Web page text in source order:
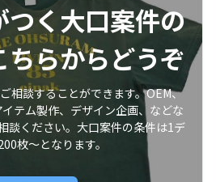
つく大口案件の
ちらからどうぞ
相談することができます。OEM、
テム製作、デザイン企画、などな
談ください。大口案件の条件は1デ
枚〜となります。